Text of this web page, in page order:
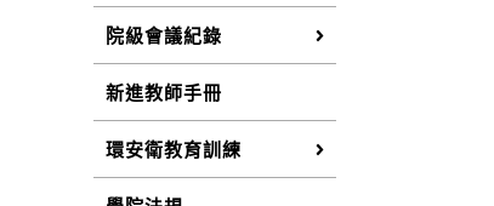
院級會議紀錄
新進教師手冊
環安衛教育訓練